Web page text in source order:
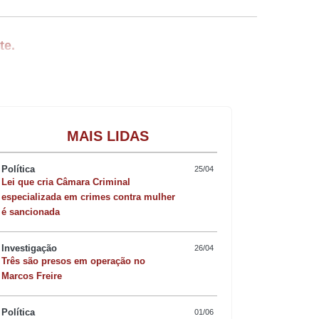
Mota (União), caiu como uma
em uma reação intensa e negativa
sarrafo em ambos. Quem levou
MAIS LIDAS
Política 25/04
Lei que cria Câmara Criminal
especializada em crimes contra mulher
é sancionada
Investigação 26/04
Três são presos em operação no
Marcos Freire
Política 01/06